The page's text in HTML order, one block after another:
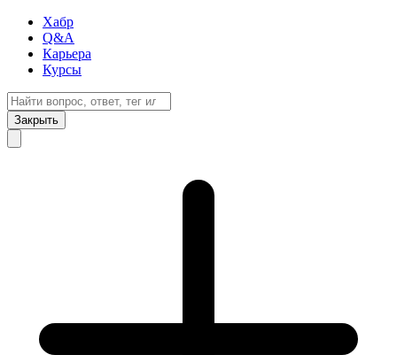
Хабр
Q&A
Карьера
Курсы
Закрыть